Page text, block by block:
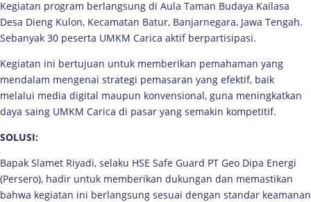
Kegiatan program berlangsung di Aula Taman Budaya Kailasa
Desa Dieng Kulon, Kecamatan Batur, Banjarnegara, Jawa Tengah.
Sebanyak 30 peserta UMKM Carica aktif berpartisipasi.
Kegiatan ini bertujuan untuk memberikan pemahaman yang
mendalam mengenai strategi pemasaran yang efektif, baik
melalui media digital maupun konvensional, guna meningkatkan
daya saing UMKM Carica di pasar yang semakin kompetitif.
SOLUSI:
Bapak Slamet Riyadi, selaku HSE Safe Guard PT Geo Dipa Energi
(Persero), hadir untuk memberikan dukungan dan memastikan
bahwa kegiatan ini berlangsung sesuai dengan standar keamanan